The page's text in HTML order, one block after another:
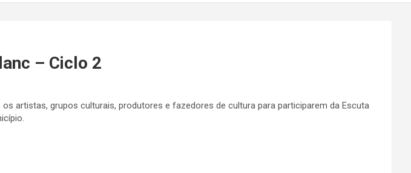
– Ciclo 2
artistas, grupos culturais, produtores e fazedores de cultura para participarem da Escuta